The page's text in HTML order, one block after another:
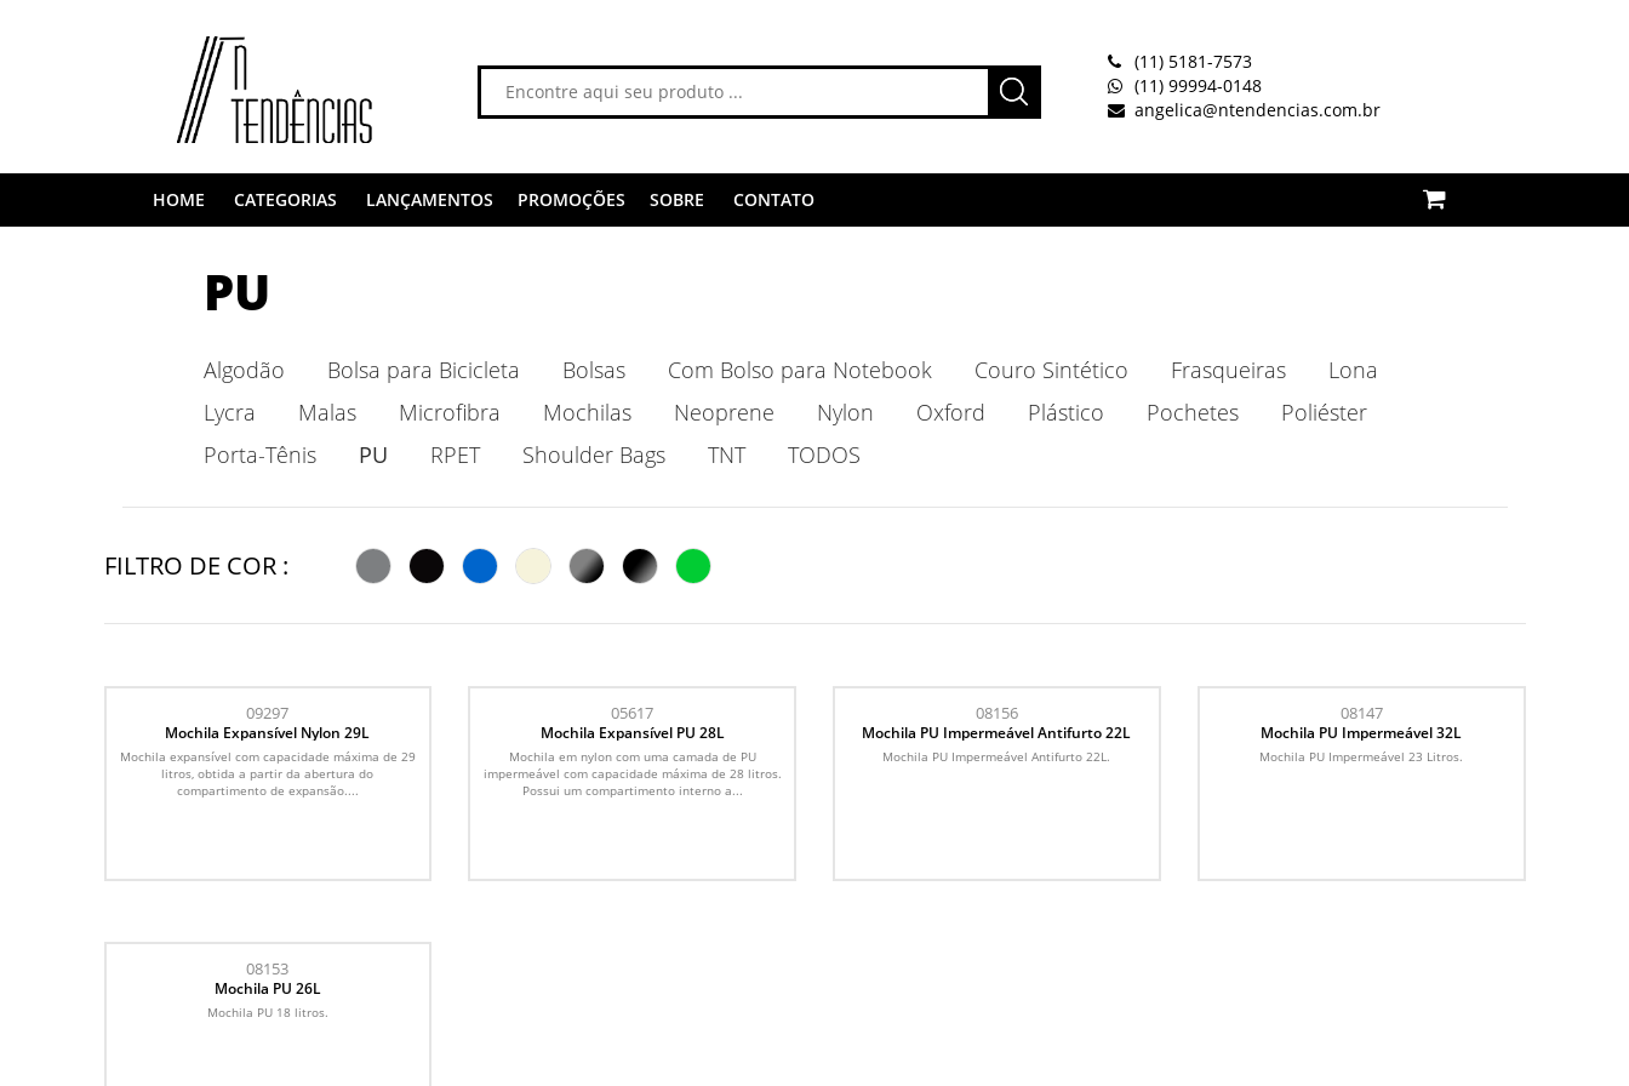
(11) 5181-7573
(11) 99994-0148
angelica@ntendencias.com.br
HOME CATEGORIAS LANÇAMENTOS PROMOÇÕES SOBRE CONTATO
PU
Algodão Bolsa para Bicicleta Bolsas Com Bolso para Notebook Couro Sintético Frasqueiras
Lona
Lycra
Malas Microfibra Mochilas Neoprene Nylon Oxford Plástico Pochetes
Poliéster
Porta-Tênis
PU RPET Shoulder Bags TNT TODOS
FILTRO DE COR :
09297
Mochila Expansível Nylon 29L
Mochila expansível com capacidade máxima de 29
litros, obtida a partir da abertura do
compartimento de expansão....
05617
Mochila Expansível PU 28L
Mochila em nylon com uma camada de PU
impermeável com capacidade máxima de 28 litros.
Possui um compartimento interno a...
08156
Mochila PU Impermeável Antifurto 22L
Mochila PU Impermeável Antifurto 22L.
08147
Mochila PU Impermeável 32L
Mochila PU Impermeável 23 Litros.
08153
Mochila PU 26L
Mochila PU 18 litros.